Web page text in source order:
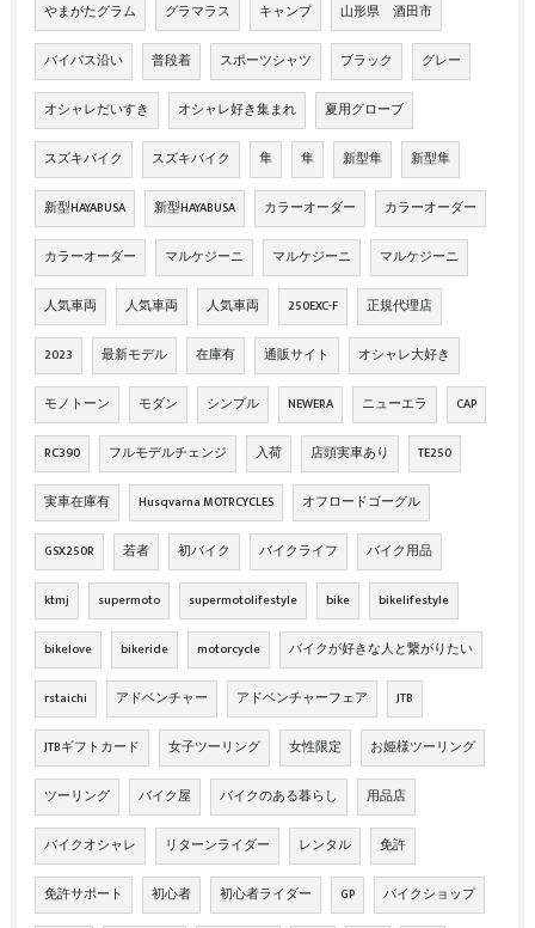
やまがたグラム グラマラス キャンプ 山形県 酒田市
バイパス沿い 普段着 スポーツシャツ ブラック グレー
オシャレだいすき オシャレ好き集まれ 夏用グローブ
スズキバイク スズキバイク 隼 隼 新型隼 新型隼
新型HAYABUSA 新型HAYABUSA カラーオーダー カラーオーダー
カラーオーダー マルケジーニ マルケジーニ マルケジーニ
人気車両 人気車両 人気車両 250EXC-F 正規代理店
2023 最新モデル 在庫有 通販サイト オシャレ大好き
モノトーン モダン シンプル NEWERA ニューエラ CAP
RC390 フルモデルチェンジ 入荷 店頭実車あり TE250
実車在庫有 Husqvarna MOTRCYCLES オフロードゴーグル
GSX250R 若者 初バイク バイクライフ バイク用品
ktmj supermoto supermotolifestyle bike bikelifestyle
bikelove bikeride motorcycle バイクが好きな人と繋がりたい
rstaichi アドベンチャー アドベンチャーフェア JTB
JTBギフトカード 女子ツーリング 女性限定 お姫様ツーリング
ツーリング バイク屋 バイクのある暮らし 用品店
バイクオシャレ リターンライダー レンタル 免許
免許サポート 初心者 初心者ライダー GP バイクショップ